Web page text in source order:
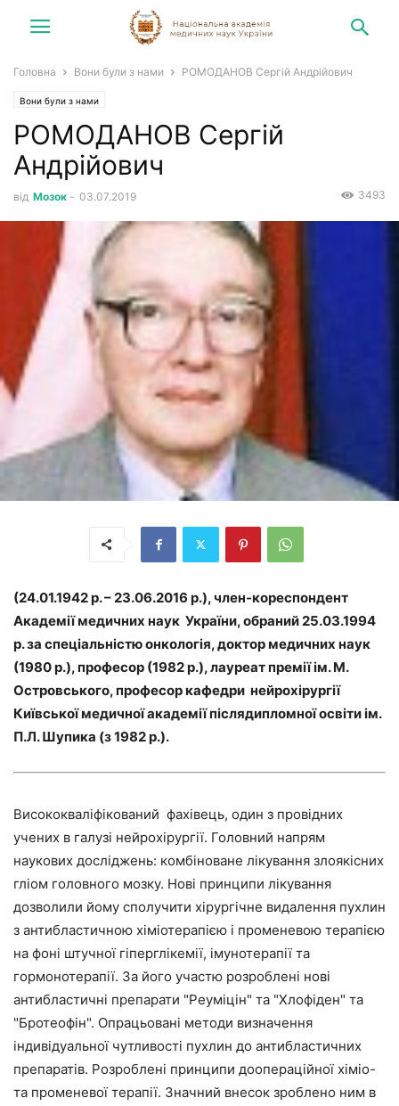
Головна Вони були з нами РОМОДАНОВ Сергій Андрійович
Вони були з нами
РОМОДАНОВ Сергій
Андрійович
від Мозок - 03.07.2019 3493
(24.01.1942 р. – 23.06.2016 р.), член-кореспондент
Академії медичних наук України, обраний 25.03.1994
р. за спеціальністю онкологія, доктор медичних наук
(1980 р.), професор (1982 р.), лауреат премії ім. М.
Островського, професор кафедри нейрохірургії
Київської медичної академії післядипломної освіти ім.
П.Л. Шупика (з 1982 р.).
Висококваліфікований фахівець, один з провідних
учених в галузі нейрохірургії. Головний напрям
наукових досліджень: комбіноване лікування злоякісних
гліом головного мозку. Нові принципи лікування
дозволили йому сполучити хірургічне видалення пухлин
з антибластичною хіміотерапією і променевою терапією
на фоні штучної гіперглікемії, імунотерапії та
гормонотерапії. За його участю розроблені нові
антибластичні препарати "Реуміцін" та "Хлофіден" та
"Бротеофін". Опрацьовані методи визначення
індивідуальної чутливості пухлин до антибластичних
препаратів. Розроблені принципи доопераційної хіміо-
та променевої терапії. Значний внесок зроблено ним в